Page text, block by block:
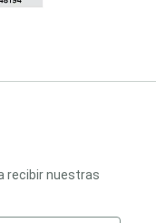
recibir nuestras